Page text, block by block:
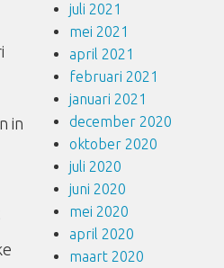
in
juli 2021
mei 2021
april 2021
februari 2021
januari 2021
december 2020
oktober 2020
juli 2020
juni 2020
mei 2020
april 2020
maart 2020